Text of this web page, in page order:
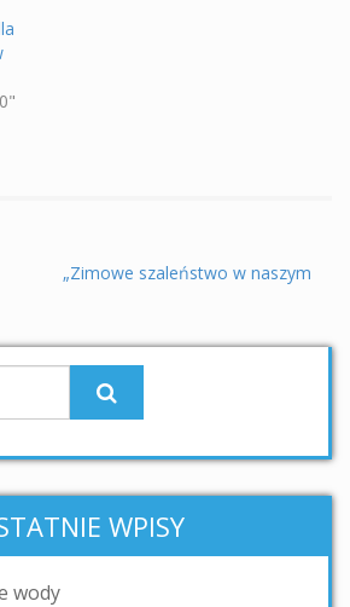
„Zimowe szaleństwo w naszym
WPISY
wody